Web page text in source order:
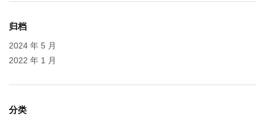
归档
2024 年 5 月
2022 年 1 月
分类